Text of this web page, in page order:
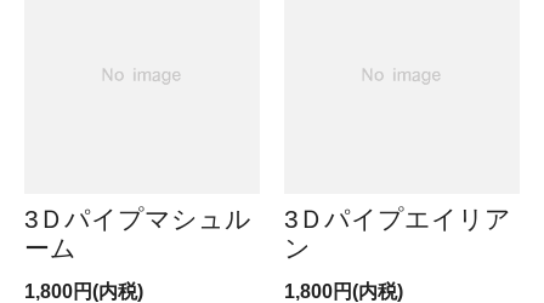
3Ｄパイプマシュル
ーム
1,800円(内税)
3Ｄパイプエイリア
ン
1,800円(内税)